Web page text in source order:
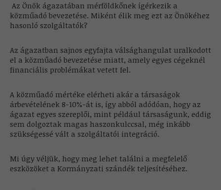
Az Önök ágazatában mérföldkőnek ígérkezik a
közműadó bevezetése. Miként élik meg ezt az Önökéhez
hasonló szolgáltatók?
Az ágazatban sajnos egyfajta válsághangulat uralkodott
el a közműadó bevezetése miatt, amely egyes cégeknél
financiális problémákat vetett fel.
A közműadó mértéke elérheti akár a társaságok
árbevételének 8-10%-át is, így abból adódóan, hogy az
ágazat egyes szereplői, mint például társaságunk, eddig
sem dolgoztak magas haszonkulccsal, még inkább
szükségessé vált a szolgáltatói integráció.
Mi úgy véljük, hogy meg lehet találni a megfelelő
eszközöket a Kormányzati szándék teljesítéséhez.